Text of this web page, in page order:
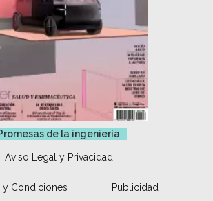
de la ingeniería
Aviso Legal y Privacidad
y Condiciones Publicidad